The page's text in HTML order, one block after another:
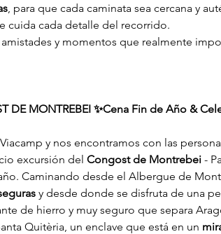
, para que cada caminata sea cercana y
cuida cada detalle del recorrido.
amistades y momentos que realmente
DE MONTREBEI ✨Cena Fin de Año &
y nos encontramos con las
excursión del Congost de Montrebei -
Caminando desde el Albergue de
y desde donde se disfruta de una
de hierro y muy seguro que separa
Quitèria, un enclave que está en un